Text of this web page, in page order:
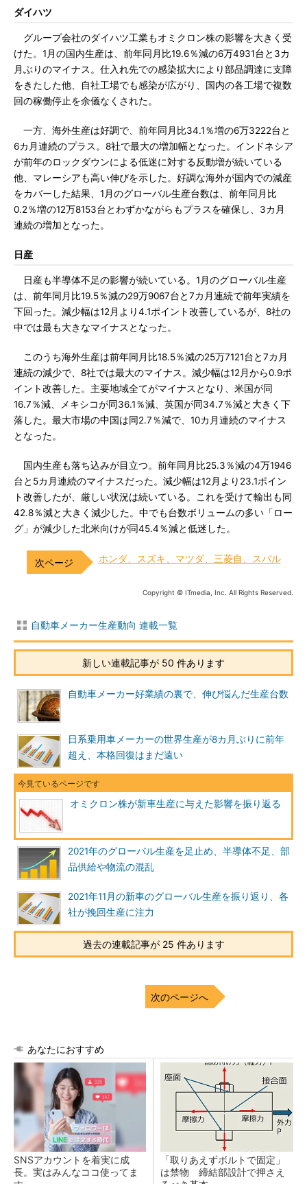
ダイハツ
グループ会社のダイハツ工業もオミクロン株の影響を大きく受
けた。1月の国内生産は、前年同月比19.6％減の6万4931台と3カ
月ぶりのマイナス。仕入れ先での感染拡大により部品調達に支障
をきたした他、自社工場でも感染が広がり、国内の各工場で複数
回の稼働停止を余儀なくされた。
一方、海外生産は好調で、前年同月比34.1％増の6万3222台と
6カ月連続のプラス。8社で最大の増加幅となった。インドネシア
が前年のロックダウンによる低迷に対する反動増が続いている
他、マレーシアも高い伸びを示した。好調な海外が国内での減産
をカバーした結果、1月のグローバル生産台数は、前年同月比
0.2％増の12万8153台とわずかながらもプラスを確保し、3カ月
連続の増加となった。
日産
日産も半導体不足の影響が続いている。1月のグローバル生産
は、前年同月比19.5％減の29万9067台と7カ月連続で前年実績を
下回った。減少幅は12月より4.1ポイント改善しているが、8社の
中では最も大きなマイナスとなった。
このうち海外生産は前年同月比18.5％減の25万7121台と7カ月
連続の減少で、8社では最大のマイナス。減少幅は12月から0.9ポ
イント改善した。主要地域全てがマイナスとなり、米国が同
16.7％減、メキシコが同36.1％減、英国が同34.7％減と大きく下
落した。最大市場の中国は同2.7％減で、10カ月連続のマイナス
となった。
国内生産も落ち込みが目立つ。前年同月比25.3％減の4万1946
台と5カ月連続のマイナスだった。減少幅は12月より23.1ポイン
ト改善したが、厳しい状況は続いている。これを受けて輸出も同
42.8％減と大きく減少した。中でも台数ボリュームの多い「ロー
グ」が減少した北米向けが同45.4％減と低迷した。
ホンダ、スズキ、マツダ、三菱自、スバル
Copyright © ITmedia, Inc. All Rights Reserved.
自動車メーカー生産動向 連載一覧
新しい連載記事が 50 件あります
自動車メーカー好業績の裏で、伸び悩んだ生産台数
日系乗用車メーカーの世界生産が8カ月ぶりに前年
超え、本格回復はまだ遠い
オミクロン株が新車生産に与えた影響を振り返る
2021年のグローバル生産を足止め、半導体不足、部
品供給や物流の混乱
2021年11月の新車のグローバル生産を振り返り、各
社が挽回生産に注力
過去の連載記事が 25 件あります
次のページへ
あなたにおすすめ
SNSアカウントを着実に成
長。実はみんなココ使ってま
「取りあえずボルトで固定」
は禁物 締結部設計で押さえ